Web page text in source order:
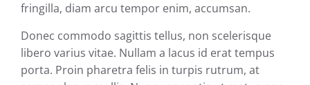
fringilla, diam arcu tempor enim, accumsan.
Donec commodo sagittis tellus, non scelerisque
libero varius vitae. Nullam a lacus id erat tempus
porta. Proin pharetra felis in turpis rutrum, at